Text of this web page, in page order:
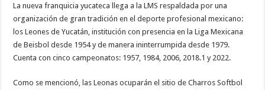
La nueva franquicia yucateca llega a la LMS respaldada por una
organización de gran tradición en el deporte profesional mexicano:
los Leones de Yucatán, institución con presencia en la Liga Mexicana
de Beisbol desde 1954 y de manera ininterrumpida desde 1979.
Cuenta con cinco campeonatos: 1957, 1984, 2006, 2018.1 y 2022.
Como se mencionó, las Leonas ocuparán el sitio de Charros Softbol